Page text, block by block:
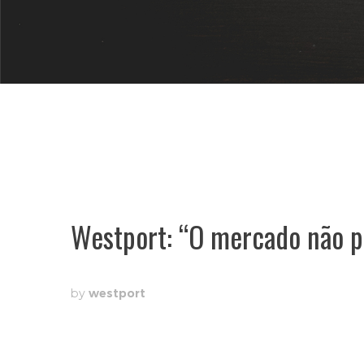
Westport: “O mercado não
by westport